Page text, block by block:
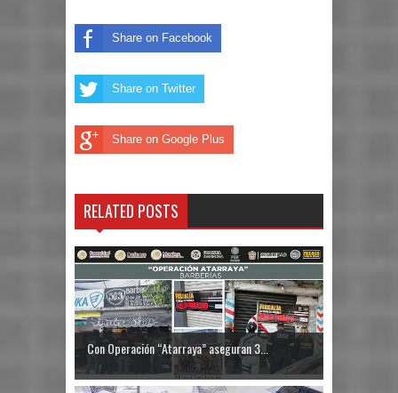
Share on Facebook
Share on Twitter
Share on Google Plus
RELATED POSTS
Con Operación “Atarraya” aseguran 3...